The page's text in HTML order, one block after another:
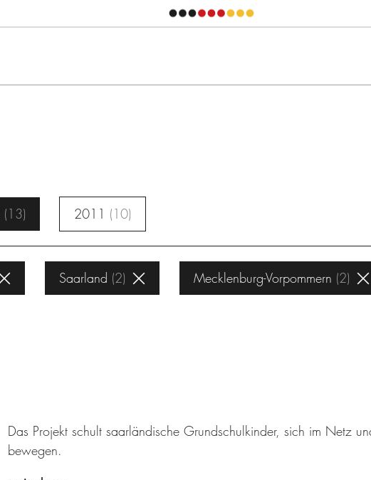
13 2011 10
Saarland 2 Mecklenburg-Vorpommern 2
Das Projekt schult saarländische Grundschulkinder, sich im Netz
bewegen.